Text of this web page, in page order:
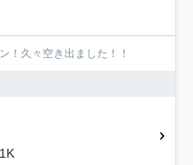
！久々空き出ました！！